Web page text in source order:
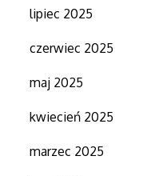
lipiec 2025
czerwiec 2025
maj 2025
kwiecień 2025
marzec 2025